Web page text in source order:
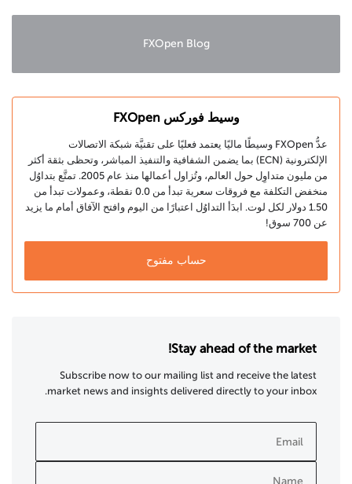
FXOpen Blog
وسيط فوركس FXOpen
عدُّ FXOpen وسيطًا ماليًا يعتمد فعليًا على تقنيَّة شبكة الاتصالات
الإلكترونية (ECN) بما يضمن الشفافية والتنفيذ المباشر، وتحظى بثقة أكثر
من مليون متداوِل حول العالم، وتُزاول أعمالها منذ عام 2005. تمتَّع بتداوُل
منخفض التكلفة مع فروقات سعرية تبدأ من 0.0 نقطة، وعمولات تبدأ من
1.50 دولار لكل لوت. ابدَأ التداوُل اعتبارًا من اليوم وافتح الآفاق أمام ما يزيد
عن 700 سوق!
حساب مفتوح
Stay ahead of the market!
Subscribe now to our mailing list and receive the latest
market news and insights delivered directly to your inbox.